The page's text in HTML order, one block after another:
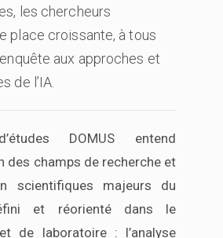
les chercheurs
place croissante, à tous
aux approches et
de l’IA.
DOMUS entend
des champs de recherche et
scientifiques majeurs du
et réorienté dans le
de laboratoire : l’analyse